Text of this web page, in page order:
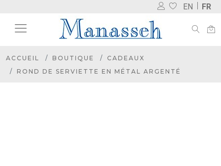
EN FR
ACCUEIL BOUTIQUE
CADEAUX
ROND DE SERVIETTE EN MÉTAL ARGENTÉ